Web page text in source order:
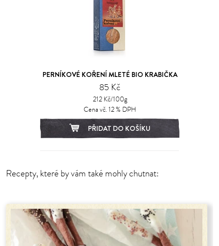
PERNÍKOVÉ KOŘENÍ MLETÉ BIO KRABIČKA
85 Kč
212 Kč/100g
Cena vč. 12 % DPH
PŘIDAT DO KOŠÍKU
Recepty, které by vám také mohly chutnat: